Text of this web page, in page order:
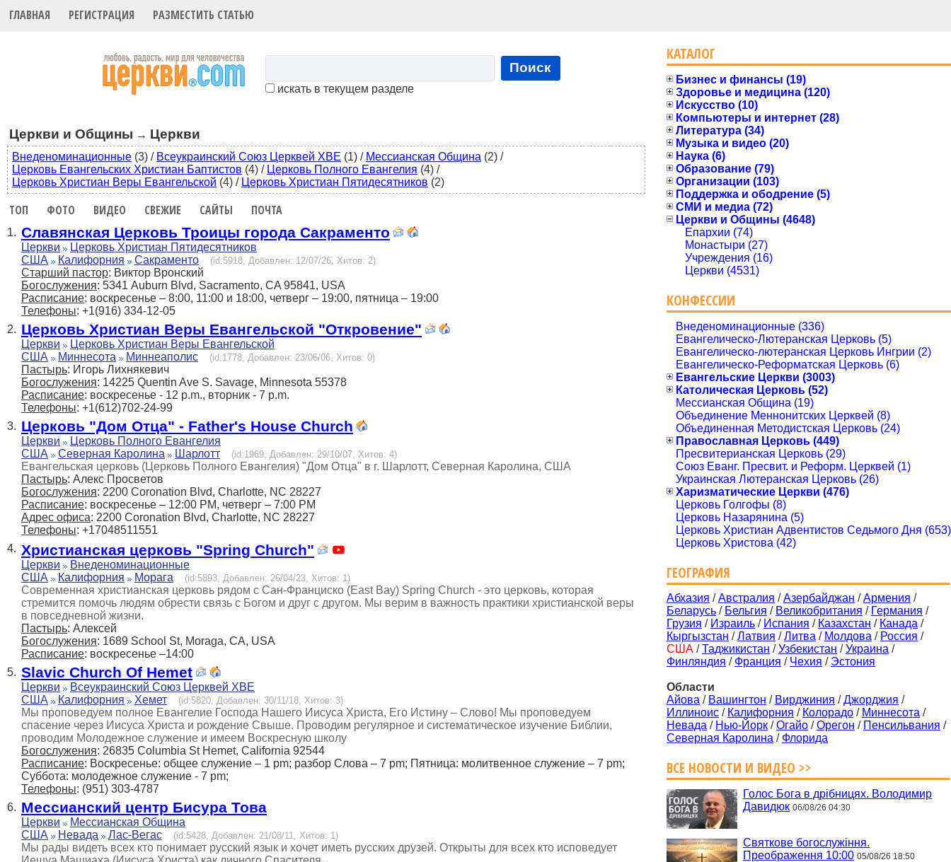
ГЛАВНАЯ РЕГИСТРАЦИЯ РАЗМЕСТИТЬ СТАТЬЮ
Поиск
искать в текущем разделе
Церкви и Общины → Церкви
Внеденоминационные (3) / Всеукраинский Союз Церквей ХВЕ (1) / Мессианская Община (2) /
Церковь Евангельских Христиан Баптистов (4) / Церковь Полного Евангелия (4) /
Церковь Христиан Веры Евангельской (4) / Церковь Христиан Пятидесятников (2)
ТОП ФОТО ВИДЕО СВЕЖИЕ САЙТЫ ПОЧТА
1. Славянская Церковь Троицы города Сакраменто
Церкви
Церковь Христиан Пятидесятников
США
Калифорния Сакраменто (id:5918, Добавлен: 12/07/26, Хитов: 2)
Старший пастор: Виктор Вронский
Богослужения: 5341 Auburn Blvd, Sacramento, CA 95841, USA
Расписание: воскресенье – 8:00, 11:00 и 18:00, четверг – 19:00, пятница – 19:00
Телефоны: +1(916) 334-12-05
2. Церковь Христиан Веры Евангельской "Откровение"
Церкви
Церковь Христиан Веры Евангельской
США
Миннесота Миннеаполис (id:1778, Добавлен: 23/06/06, Хитов: 0)
Пастырь: Игорь Лихнякевич
Богослужения: 14225 Quentin Ave S. Savage, Minnesota 55378
Расписание: воскресенье - 12 p.m., вторник - 7 p.m.
Телефоны: +1(612)702-24-99
3. Церковь "Дом Отца" - Father's House Church
Церкви
Церковь Полного Евангелия
США
Северная Каролина Шарлотт (id:1969, Добавлен: 29/10/07, Хитов: 4)
Евангельская церковь (Церковь Полного Евангелия) "Дом Отца" в г. Шарлотт, Северная Каролина, США
Пастырь: Алекс Просветов
Богослужения: 2200 Coronation Blvd, Charlotte, NC 28227
Расписание: воскресенье – 12:00 PM, четверг – 7:00 PM
Адрес офиса: 2200 Coronation Blvd, Charlotte, NC 28227
Телефоны: +17048511551
4. Христианская церковь "Spring Church"
Церкви
Внеденоминационные
США
Калифорния Морага (id:5893, Добавлен: 26/04/23, Хитов: 1)
Современная христианская церковь рядом с Сан-Франциско (East Bay) Spring Church - это церковь, которая
стремится помочь людям обрести связь с Богом и друг с другом. Мы верим в важность практики христианской веры
в повседневной жизни.
Пастырь: Алексей
Богослужения: 1689 School St, Moraga, CA, USA
Расписание: воскресенье –14:00
5. Slavic Church Of Hemet
Церкви
Всеукраинский Союз Церквей ХВЕ
США
Калифорния Хемет (id:5820, Добавлен: 30/11/18, Хитов: 3)
Мы проповедуем полное Евангелие Господа Нашего Иисуса Христа, Его Истину – Слово! Мы проповедуем
спасение через Иисуса Христа и рождение Свыше. Проводим регулярное и систематическое изучение Библии,
проводим Молодежное служение и имеем Воскресную школу
Богослужения: 26835 Columbia St Hemet, California 92544
Расписание: Воскресенье: общее служение – 1 pm; разбор Слова – 7 pm; Пятница: молитвенное служение – 7 pm;
Суббота: молодежное служение - 7 pm;
Телефоны: (951) 303-4787
6. Мессианский центр Бисура Това
Церкви
Мессианская Община
США
Невада Лас-Вегас (id:5428, Добавлен: 21/08/11, Хитов: 1)
Мы рады видеть всех кто понимает русский язык и хочет иметь русских друзей. Открыты для всех кто исповедует
КАТАЛОГ
Бизнес и финансы (19)
Здоровье и медицина (120)
Искусство (10)
Компьютеры и интернет (28)
Литература (34)
Музыка и видео (20)
Наука (6)
Образование (79)
Организации (103)
Поддержка и ободрение (5)
СМИ и медиа (72)
Церкви и Общины (4648)
Епархии (74)
Монастыри (27)
Учреждения (16)
Церкви (4531)
КОНФЕССИИ
Внеденоминационные (336)
Евангелическо-Лютеранская Церковь (5)
Евангелическо-лютеранская Церковь Ингрии (2)
Евангелическо-Реформатская Церковь (6)
Евангельские Церкви (3003)
Католическая Церковь (52)
Мессианская Община (19)
Объединение Меннонитских Церквей (8)
Объединенная Методистская Церковь (24)
Православная Церковь (449)
Пресвитерианская Церковь (29)
Союз Еванг. Пресвит. и Реформ. Церквей (1)
Украинская Лютеранская Церковь (26)
Харизматические Церкви (476)
Церковь Голгофы (8)
Церковь Назарянина (5)
Церковь Христиан Адвентистов Седьмого Дня (653)
Церковь Христова (42)
ГЕОГРАФИЯ
Абхазия /Австралия /Азербайджан /Армения /
Беларусь / Бельгия / Великобритания / Германия /
Грузия / Израиль / Испания / Казахстан / Канада /
Кыргызстан /Латвия /Литва / Молдова / Россия /
США /Таджикистан /Узбекистан /Украина /
Финляндия / Франция / Чехия / Эстония
Области
Айова / Вашингтон / Вирджиния /Джорджия /
Иллиноис / Калифорния / Колорадо / Миннесота /
Невада / Нью-Йорк /Огайо /Орегон / Пенсильвания /
Северная Каролина / Флорида
ВСЕ НОВОСТИ И ВИДЕО >>
Голос Бога в дрібницях. Володимир
Давидюк 06/08/26 04:30
Святкове богослужіння.
Преображення 10:00 05/08/26 18:50